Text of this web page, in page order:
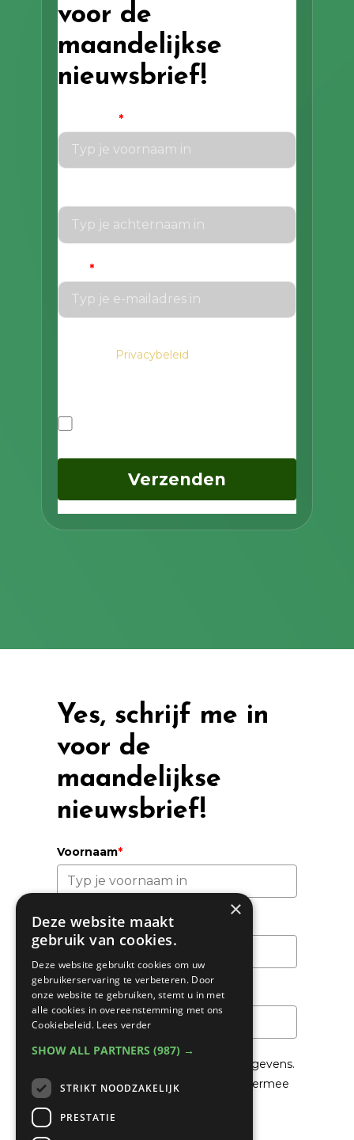
voor de
maandelijkse
nieuwsbrief!
*
*
Privacybeleid
Ik ga akkoord met het privacybeleid
Verzenden
Yes, schrijf me in
voor de
maandelijkse
nieuwsbrief!
Voornaam*
Achternaam
Email*
We gaan voorzichtig om met je gegevens.
Lees in hetPrivacybeleid
hoe we hiermee
×
Deze website maakt
gebruik van cookies.
Deze website gebruikt cookies om uw
gebruikerservaring te verbeteren. Door
onze website te gebruiken, stemt u in met
alle cookies in overeenstemming met ons
Cookiebeleid. Lees verder
SHOW ALL PARTNERS (987) →
STRIKT NOODZAKELIJK
PRESTATIE